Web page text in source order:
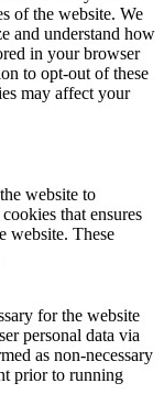
of the website. We
and understand how
in your browser
to opt-out of these
may affect your
website to
that ensures
website. These
for the website
personal data via
as non-necessary
prior to running